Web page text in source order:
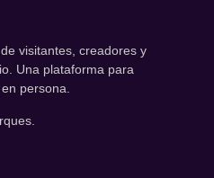
visitantes, creadores y
Una plataforma para
persona.